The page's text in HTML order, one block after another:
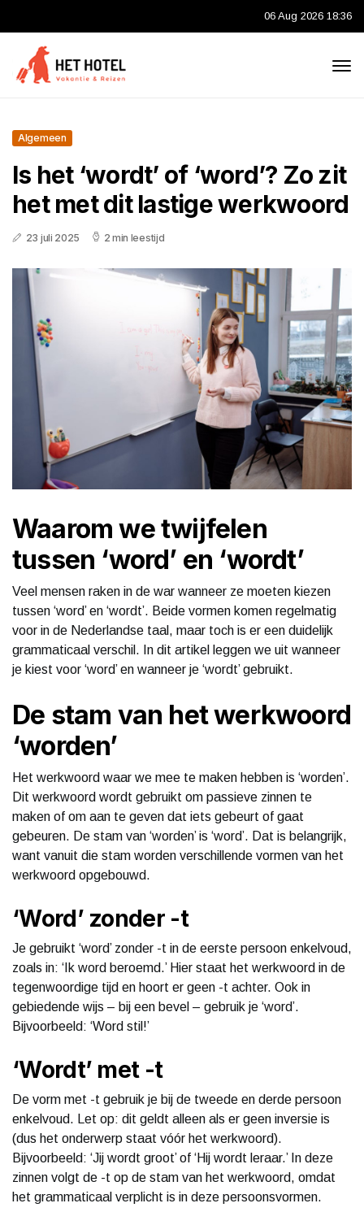
06 Aug 2026 18:36
Algemeen
Is het ‘wordt’ of ‘word’? Zo zit
het met dit lastige werkwoord
23 juli 2025 2 min leestijd
Waarom we twijfelen
tussen ‘word’ en ‘wordt’
Veel mensen raken in de war wanneer ze moeten kiezen
tussen ‘word’ en ‘wordt’. Beide vormen komen regelmatig
voor in de Nederlandse taal, maar toch is er een duidelijk
grammaticaal verschil. In dit artikel leggen we uit wanneer
je kiest voor ‘word’ en wanneer je ‘wordt’ gebruikt.
De stam van het werkwoord
‘worden’
Het werkwoord waar we mee te maken hebben is ‘worden’.
Dit werkwoord wordt gebruikt om passieve zinnen te
maken of om aan te geven dat iets gebeurt of gaat
gebeuren. De stam van ‘worden’ is ‘word’. Dat is belangrijk,
want vanuit die stam worden verschillende vormen van het
werkwoord opgebouwd.
‘Word’ zonder -t
Je gebruikt ‘word’ zonder -t in de eerste persoon enkelvoud,
zoals in: ‘Ik word beroemd.’ Hier staat het werkwoord in de
tegenwoordige tijd en hoort er geen -t achter. Ook in
gebiedende wijs – bij een bevel – gebruik je ‘word’.
Bijvoorbeeld: ‘Word stil!’
‘Wordt’ met -t
De vorm met -t gebruik je bij de tweede en derde persoon
enkelvoud. Let op: dit geldt alleen als er geen inversie is
(dus het onderwerp staat vóór het werkwoord).
Bijvoorbeeld: ‘Jij wordt groot’ of ‘Hij wordt leraar.’ In deze
zinnen volgt de -t op de stam van het werkwoord, omdat
het grammaticaal verplicht is in deze persoonsvormen.